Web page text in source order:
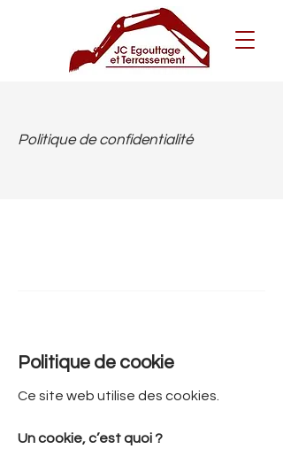
Politique de confidentialité
Politique de cookie
Ce site web utilise des cookies.
Un cookie, c’est quoi ?